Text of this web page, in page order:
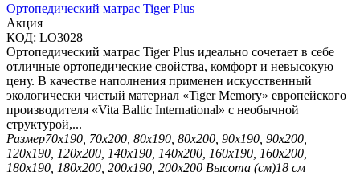
Ортопедический матрас Tiger Plus
Aкция
КОД: LO3028
Ортопедический матрас Tiger Plus идеально сочетает в себе
отличные ортопедические свойства, комфорт и невысокую
цену. В качестве наполнения применен искусственный
экологически чистый материал «Tiger Memory» европейского
производителя «Vita Baltic International» с необычной
структурой,...
Размер70х190, 70х200, 80х190, 80х200, 90х190, 90х200,
120х190, 120х200, 140х190, 140х200, 160х190, 160х200,
180х190, 180х200, 200х190, 200х200 Высота (см)18 см